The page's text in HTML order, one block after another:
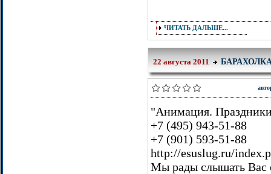
ЧИТАТЬ ДАЛЬШЕ...
22 августа 2011
"Анимация.
+7 (495) 943-51-88
+7 (901) 593-51-88
http://esuslug.ru/
Мы рады слышать Вас